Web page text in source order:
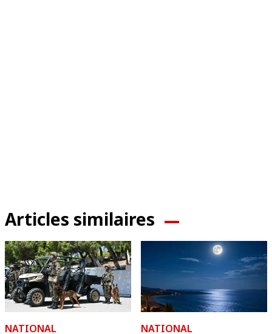
Articles similaires
NATIONAL NATIONAL